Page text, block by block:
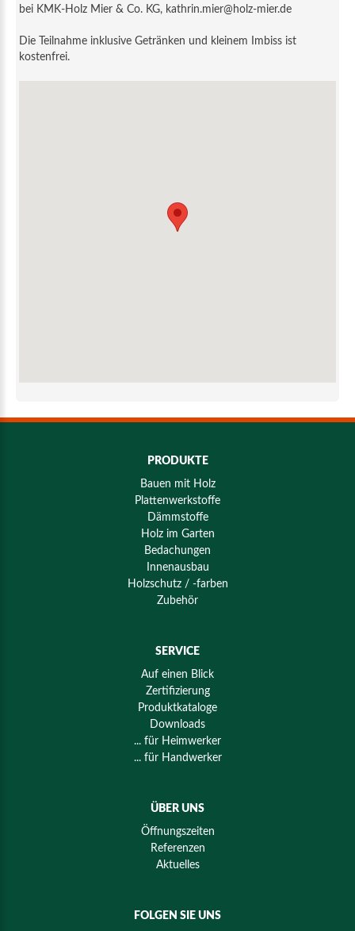
bei KMK-Holz Mier & Co. KG, kathrin.mier@holz-mier.de
Die Teilnahme inklusive Getränken und kleinem Imbiss ist
kostenfrei.
PRODUKTE
Bauen mit Holz
Plattenwerkstoffe
Dämmstoffe
Holz im Garten
Bedachungen
Innenausbau
Holzschutz / -farben
Zubehör
SERVICE
Auf einen Blick
Zertifizierung
Produktkataloge
Downloads
... für Heimwerker
... für Handwerker
ÜBER UNS
Öffnungszeiten
Referenzen
Aktuelles
FOLGEN SIE UNS